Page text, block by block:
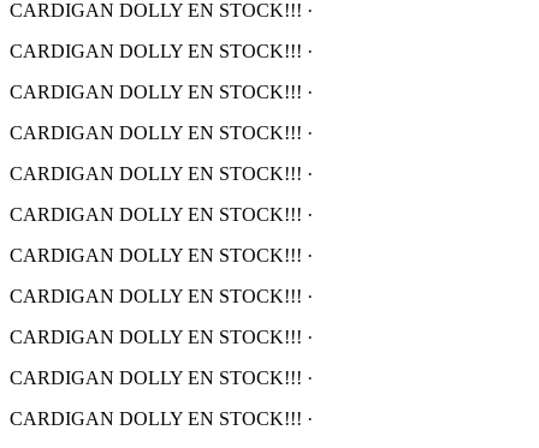
CARDIGAN DOLLY EN STOCK!!! ·
CARDIGAN DOLLY EN STOCK!!! ·
CARDIGAN DOLLY EN STOCK!!! ·
CARDIGAN DOLLY EN STOCK!!! ·
CARDIGAN DOLLY EN STOCK!!! ·
CARDIGAN DOLLY EN STOCK!!! ·
CARDIGAN DOLLY EN STOCK!!! ·
CARDIGAN DOLLY EN STOCK!!! ·
CARDIGAN DOLLY EN STOCK!!! ·
CARDIGAN DOLLY EN STOCK!!! ·
CARDIGAN DOLLY EN STOCK!!! ·